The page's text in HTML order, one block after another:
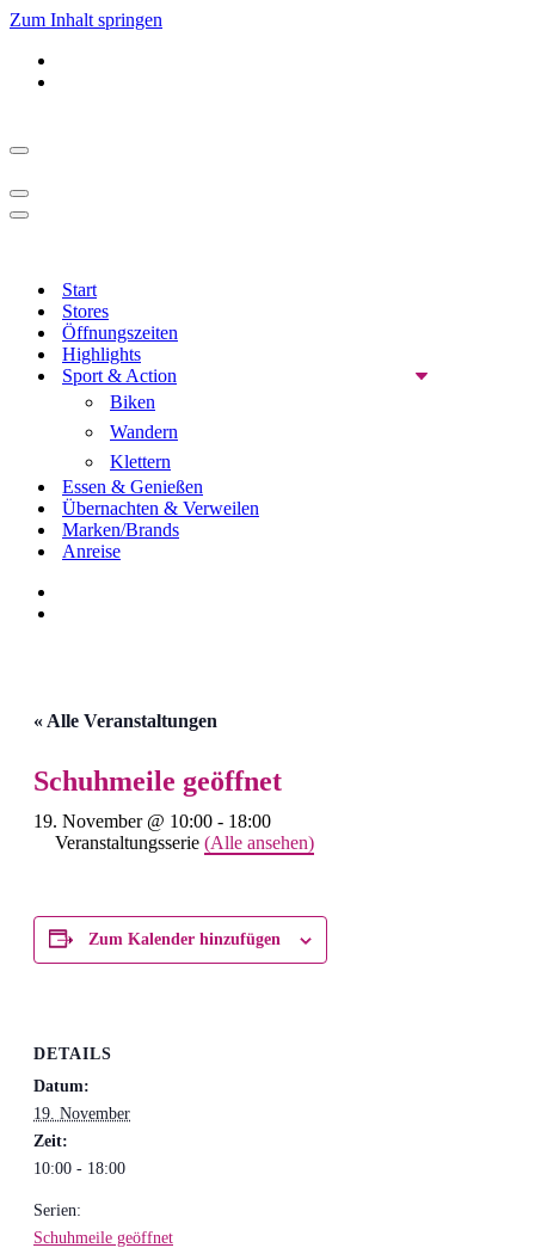
Zum Inhalt springen
Navigationsmenü
Navigationsmenü
Navigationsmenü
Start
Stores
Öffnungszeiten
Highlights
Sport & Action
Biken
Wandern
Klettern
Essen & Genießen
Übernachten & Verweilen
Marken/Brands
Anreise
« Alle Veranstaltungen
Schuhmeile geöffnet
19. November @ 10:00 - 18:00
Veranstaltungsserie (Alle ansehen)
Zum Kalender hinzufügen
DETAILS
Datum:
19. November
Zeit:
10:00 - 18:00
Serien:
Schuhmeile geöffnet